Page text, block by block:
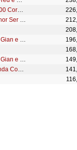
Zé Neto e Cristiano part. Gian e Giovani - 1000 Corações #Intenso
Zé Neto e Cristiano - Estado Decadente/Melhor Ser Uma Saudade (10 Anos de Sucesso) #MagiaDasEstrelas
Zé Neto e Cristiano part. Cézar e Paulinho e Gian e Giovani - Duas Vezes Você #intenso
Zé Neto e Cristiano part. Cézar e Paulinho e Gian e Giovani - A Loira Do Carro Branco #Intenso
Zé Neto e Cristiano - Por Nossos Filhos / Banda Cover (10 Anos de Sucesso) #MagiaDasEstrelas